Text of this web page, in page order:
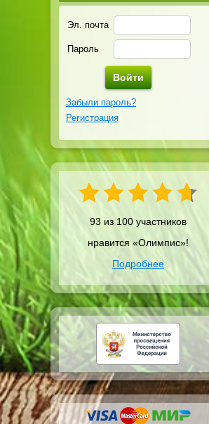
Эл. почта
Пароль
Забыли пароль?
Регистрация
93 из 100 участников
нравится «Олимпис»!
Подробнее